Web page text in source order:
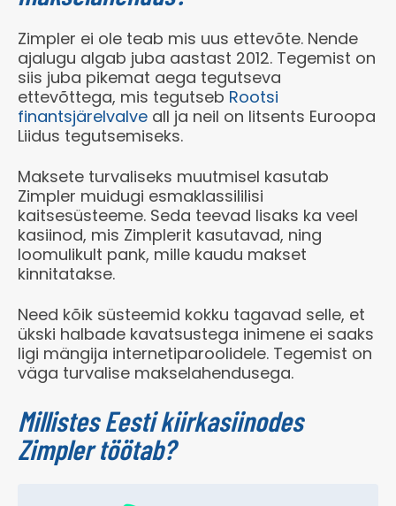
Zimpler ei ole teab mis uus ettevõte. Nende
ajalugu algab juba aastast 2012. Tegemist on
siis juba pikemat aega tegutseva
ettevõttega, mis tegutseb Rootsi
finantsjärelvalve all ja neil on litsents Euroopa
Liidus tegutsemiseks.
Maksete turvaliseks muutmisel kasutab
Zimpler muidugi esmaklassililisi
kaitsesüsteeme. Seda teevad lisaks ka veel
kasiinod, mis Zimplerit kasutavad, ning
loomulikult pank, mille kaudu makset
kinnitatakse.
Need kõik süsteemid kokku tagavad selle, et
ükski halbade kavatsustega inimene ei saaks
ligi mängija internetiparoolidele. Tegemist on
väga turvalise makselahendusega.
Millistes Eesti kiirkasiinodes
Zimpler töötab?